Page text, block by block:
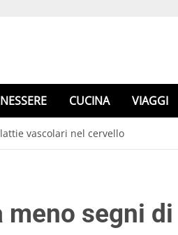
CUCINA VIAGGI
vascolari nel cervello
meno segni di